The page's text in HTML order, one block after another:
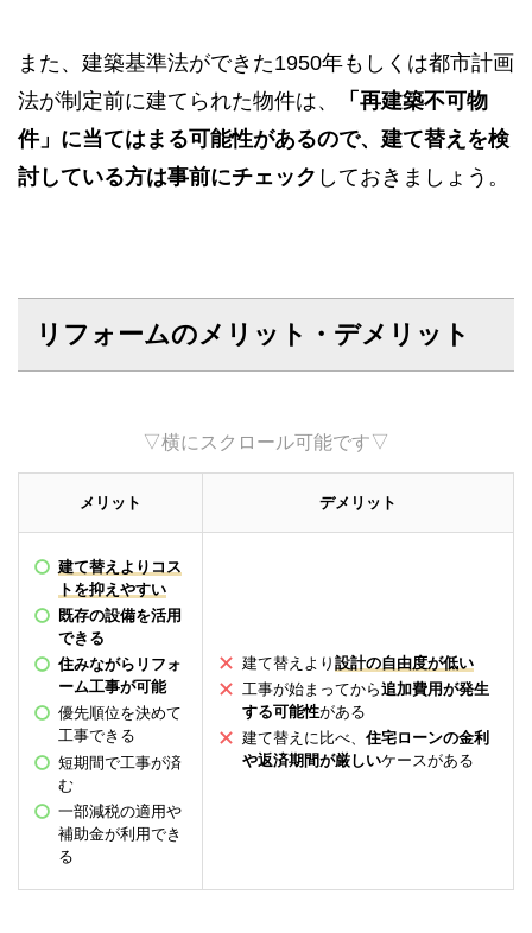
また、建築基準法ができた1950年もしくは都市計画
法が制定前に建てられた物件は、
「再建築不可物
件」に当てはまる可能性があるので、建て替えを検
討している方は事前にチェック しておきましょう。
リフォームのメリット・デメリット
▽横にスクロール可能です▽
メリット デメリット
建て替えよりコス
トを抑えやすい
既存の設備を活用
できる
住みながらリフォ
ーム工事が可能
優先順位を決めて
工事できる
短期間で工事が済
む
一部減税の適用や
補助金が利用でき
る
建て替えより 設計の自由度が低い
工事が始まってから追加費用が発生
する可能性がある
建て替えに比べ、 住宅ローンの金利
や返済期間が厳しいケースがある